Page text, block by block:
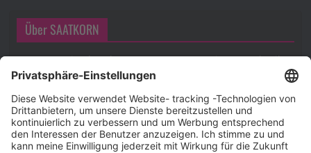
Über SAATKORN
SAATKORN ist der Blog von Gero Hesse. Seit 2009 schreibt
er über die Themen Employer Branding,
Personalmarketing, Recruiting, New Work und Social
Media.